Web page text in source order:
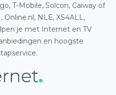
T-Mobile, Solcon, Caiway of
Online.nl, NLE, XS4ALL,
je met Internet en TV
en hoogste